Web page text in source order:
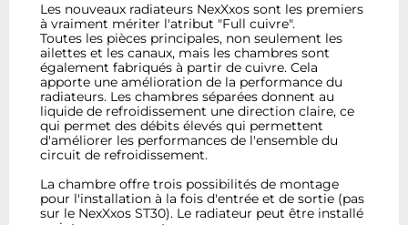
Les nouveaux radiateurs NexXxos sont les premiers
à vraiment mériter l'atribut "Full cuivre".
Toutes les pièces principales, non seulement les
ailettes et les canaux, mais les chambres sont
également fabriqués à partir de cuivre. Cela
apporte une amélioration de la performance du
radiateurs. Les chambres séparées donnent au
liquide de refroidissement une direction claire, ce
qui permet des débits élevés qui permettent
d'améliorer les performances de l'ensemble du
circuit de refroidissement.
La chambre offre trois possibilités de montage
pour l'installation à la fois d'entrée et de sortie (pas
sur le NexXxos ST30). Le radiateur peut être installé